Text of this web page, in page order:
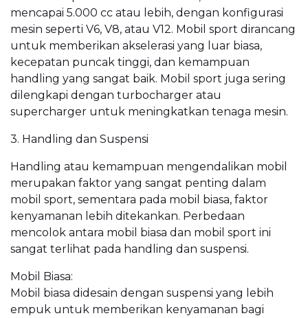
mencapai 5.000 cc atau lebih, dengan konfigurasi
mesin seperti V6, V8, atau V12. Mobil sport dirancang
untuk memberikan akselerasi yang luar biasa,
kecepatan puncak tinggi, dan kemampuan
handling yang sangat baik. Mobil sport juga sering
dilengkapi dengan turbocharger atau
supercharger untuk meningkatkan tenaga mesin.
3. Handling dan Suspensi
Handling atau kemampuan mengendalikan mobil
merupakan faktor yang sangat penting dalam
mobil sport, sementara pada mobil biasa, faktor
kenyamanan lebih ditekankan. Perbedaan
mencolok antara mobil biasa dan mobil sport ini
sangat terlihat pada handling dan suspensi.
Mobil Biasa:
Mobil biasa didesain dengan suspensi yang lebih
empuk untuk memberikan kenyamanan bagi